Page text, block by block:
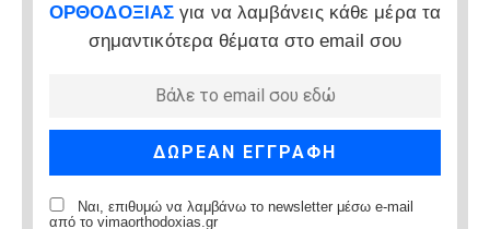
ΟΡΘΟΔΟΞΙΑΣ για να λαμβάνεις κάθε μέρα τα
σημαντικότερα θέματα στο email σου
Ναι, επιθυμώ να λαμβάνω το newsletter μέσω e-mail
από το vimaorthodoxias.gr